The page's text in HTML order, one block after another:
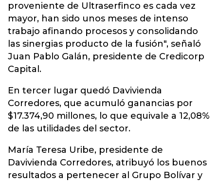
proveniente de Ultraserfinco es cada vez
mayor, han sido unos meses de intenso
trabajo afinando procesos y consolidando
las sinergias producto de la fusión", señaló
Juan Pablo Galán, presidente de Credicorp
Capital.
En tercer lugar quedó Davivienda
Corredores, que acumuló ganancias por
$17.374,90 millones, lo que equivale a 12,08%
de las utilidades del sector.
María Teresa Uribe, presidente de
Davivienda Corredores, atribuyó los buenos
resultados a pertenecer al Grupo Bolívar y